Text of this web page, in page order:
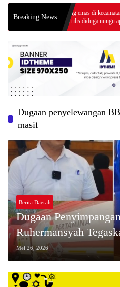
Breaking News
Js penampung emas di kecamatan
kini blm ada rilis diduga nungu apa,?
Dugaan penyelewangan
masif
Berita Daerah
Dugaan
Ruhermansyah
Terpenuhi
Mei 26, 2026